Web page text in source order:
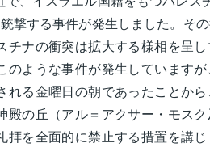
撃する事件が発生しました。そ
チナの衝突は拡大する様相を呈
のような事件が発生しています
れる金曜日の朝であったことか
殿の丘（アル＝アクサー・モス
拝を全面的に禁止する措置を講